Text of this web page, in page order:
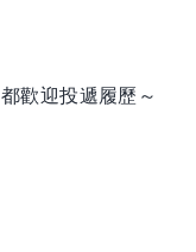
都歡迎投遞履歷～